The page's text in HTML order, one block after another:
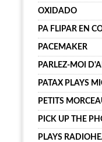
OXIDADO
PA FLIPAR EN
PACEMAKER
PARLEZ-MOI
PATAX PLAYS
PETITS
PICK UP THE
PLAYS